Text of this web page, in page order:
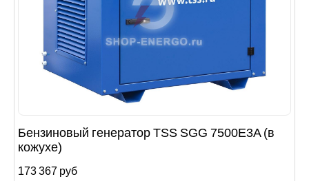
Бензиновый генератор TSS SGG 7500Е3A (в
кожухе)
173 367 руб